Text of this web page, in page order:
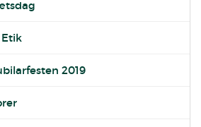
Etik
2019